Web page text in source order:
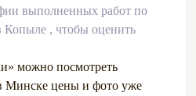
выполненных работ по
Копыле , чтобы оценить
можно посмотреть
Минске цены и фото уже